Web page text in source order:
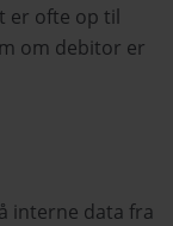
er ofte op til
om debitor er
interne data fra